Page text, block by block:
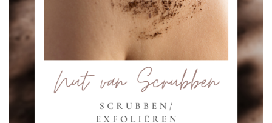
IBZ
Cadeaubonnen